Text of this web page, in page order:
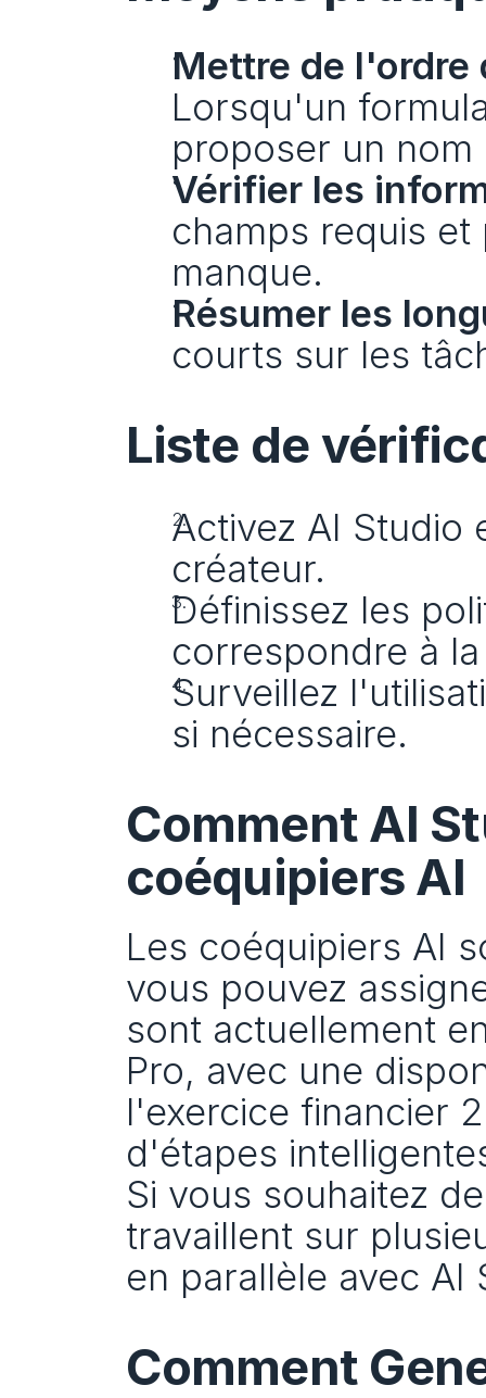
Mettre de l'ordre
Lorsqu'un
proposer un
Vérifier les
champs requis
manque.
Résumer les
courts sur les
Liste de
Activez AI Studio
créateur.
Définissez les
correspondre à
Surveillez
si nécessaire.
Comment AI
coéquipiers AI
Les coéquipiers AI
vous pouvez
sont actuellement
Pro, avec une
l'exercice financier
d'étapes
Si vous souhaitez
travaillent sur
en parallèle avec AI
Comment